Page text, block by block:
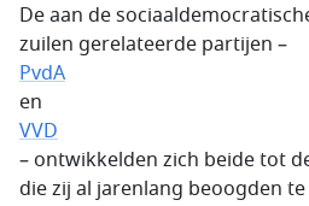
De aan de
zuilen gerelateerde partijen –
PvdA
en
VVD
– ontwikkelden zich beide tot
die zij al jarenlang beoogden te